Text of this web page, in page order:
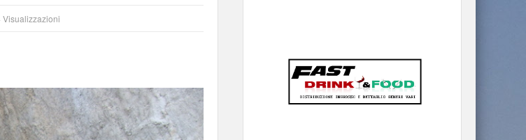
Visualizzazioni